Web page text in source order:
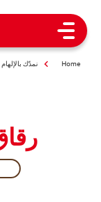
Home نمدّك بالإلهام